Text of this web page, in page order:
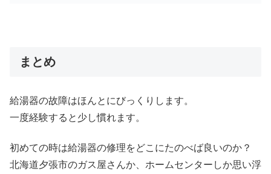
まとめ
給湯器の故障はほんとにびっくりします。
一度経験すると少し慣れます。
初めての時は給湯器の修理をどこにたのべば良いのか？
北海道夕張市のガス屋さんか、ホームセンターしか思い浮